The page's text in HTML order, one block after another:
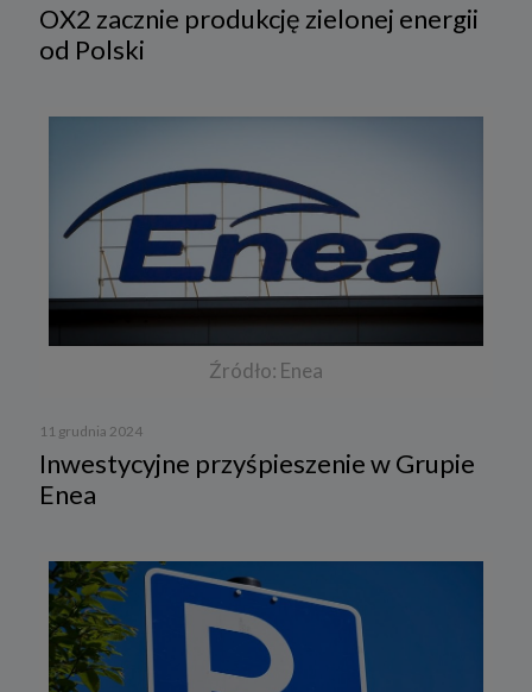
OX2 zacznie produkcję zielonej energii
od Polski
Źródło: Enea
11 grudnia 2024
Inwestycyjne przyśpieszenie w Grupie
Enea